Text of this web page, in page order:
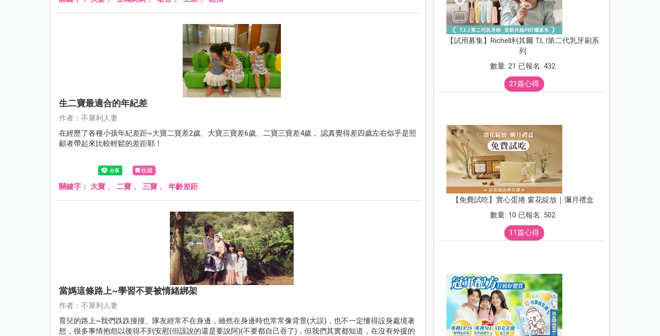
生二寶最適合的年紀差
作者：不犀利人妻
在經歷了各種小孩年紀差距~大寶二寶差2歲、大寶三寶差6歲、二寶三寶差4歲， 認真覺得差四歲左右似乎是照
顧者帶起來比較輕鬆的差距耶！
收藏
關鍵字： 大寶 、 二寶 、 三寶 、 年齡差距
當媽這條路上~學習不要被情緒綁架
作者：不犀利人妻
育兒的路上~我們跌跌撞撞、隊友經常不在身邊，雖然在身邊時也常常像背景(大誤)，也不一定懂得設身處境著
想，很多事情抱怨以後得不到安慰(但該說的還是要說阿)(不要都自己吞了)，但我們其實都知道，在沒有外援的
【試用募集】Richell利其爾 T.L.I第二代乳牙刷系
列
數量: 21 已報名: 432
21篇心得
【免費試吃】實心蛋捲 窗花綻放｜彌月禮盒
數量: 10 已報名: 502
11篇心得